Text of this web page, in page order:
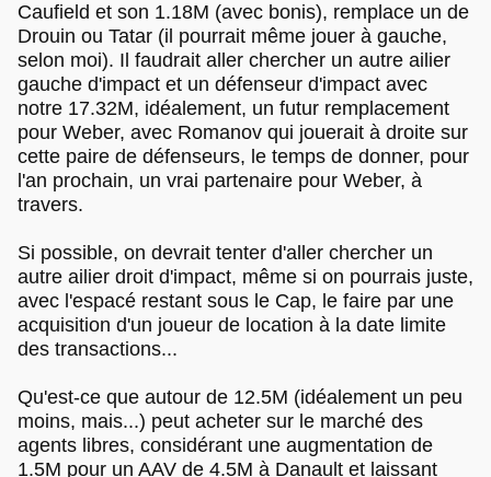
Caufield et son 1.18M (avec bonis), remplace un de
Drouin ou Tatar (il pourrait même jouer à gauche,
selon moi). Il faudrait aller chercher un autre ailier
gauche d'impact et un défenseur d'impact avec
notre 17.32M, idéalement, un futur remplacement
pour Weber, avec Romanov qui jouerait à droite sur
cette paire de défenseurs, le temps de donner, pour
l'an prochain, un vrai partenaire pour Weber, à
travers.
Si possible, on devrait tenter d'aller chercher un
autre ailier droit d'impact, même si on pourrais juste,
avec l'espacé restant sous le Cap, le faire par une
acquisition d'un joueur de location à la date limite
des transactions...
Qu'est-ce que autour de 12.5M (idéalement un peu
moins, mais...) peut acheter sur le marché des
agents libres, considérant une augmentation de
1.5M pour un AAV de 4.5M à Danault et laissant